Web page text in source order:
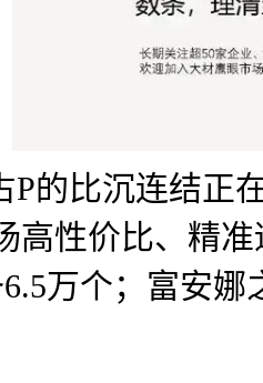
的比沉连结正
性价比、精
万个；富安